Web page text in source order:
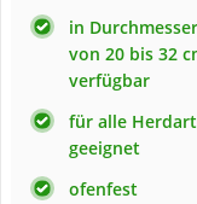
in
von 20 bis 32
verfügbar
für alle
geeignet
ofenfest